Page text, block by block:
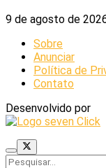
9 de agosto de
Sobre
Anunciar
Política de
Contato
Desenvolvido por